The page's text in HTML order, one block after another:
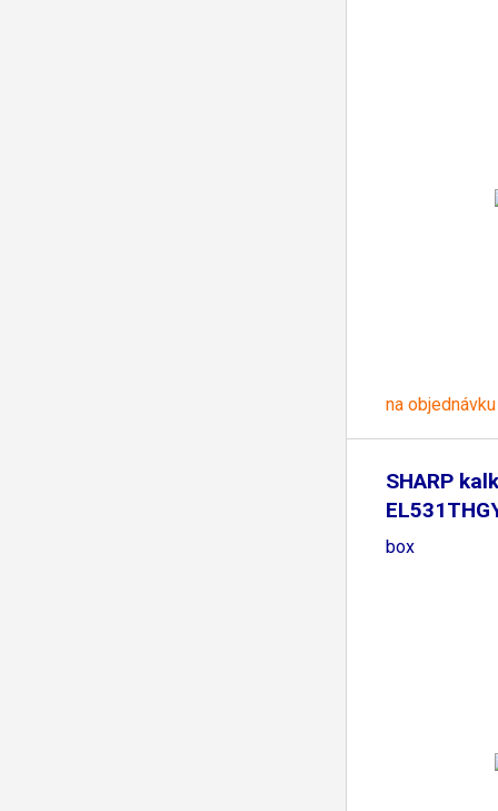
na objednávku
SHARP
box